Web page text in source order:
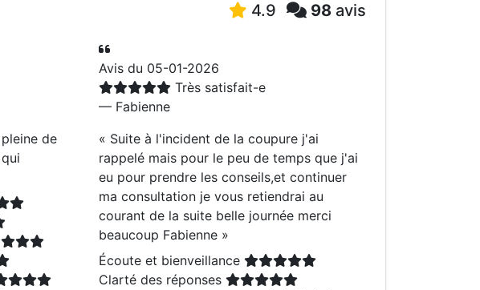
4.9 98 avis
de
Avis du 05-01-2026
Très satisfait-e
— Fabienne
« Suite à l'incident de la coupure j'ai
rappelé mais pour le peu de temps que j'ai
eu pour prendre les conseils,et continuer
ma consultation je vous retiendrai au
courant de la suite belle journée merci
beaucoup Fabienne »
Écoute et bienveillance
Clarté des réponses